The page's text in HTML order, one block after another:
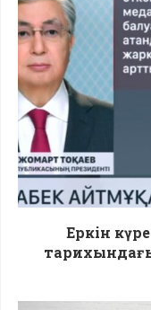
Еркін